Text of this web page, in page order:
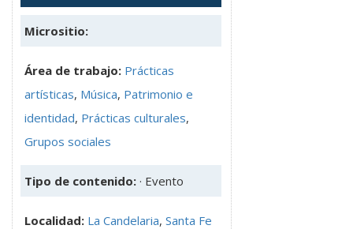
Micrositio:
Área de trabajo: Prácticas
artísticas, Música, Patrimonio e
identidad, Prácticas culturales,
Grupos sociales
Tipo de contenido: · Evento
Localidad: La Candelaria, Santa Fe